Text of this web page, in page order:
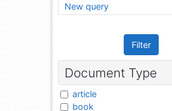
New query
Filter
Document Type
article
book